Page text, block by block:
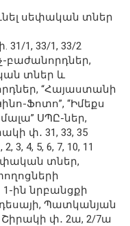
սեփական տներ
1, 33/1, 33/2
բաժանորդներ,
տներ և
“Հայաստանի
Ֆոտո”, “Իմեքս
ՍՊԸ-ներ,
փ․ 31, 33, 35
4, 5, 6, 7, 10, 11
տներ,
ին նրբանցքի
Պատկանյան
փ․ 2ա, 2/7ա